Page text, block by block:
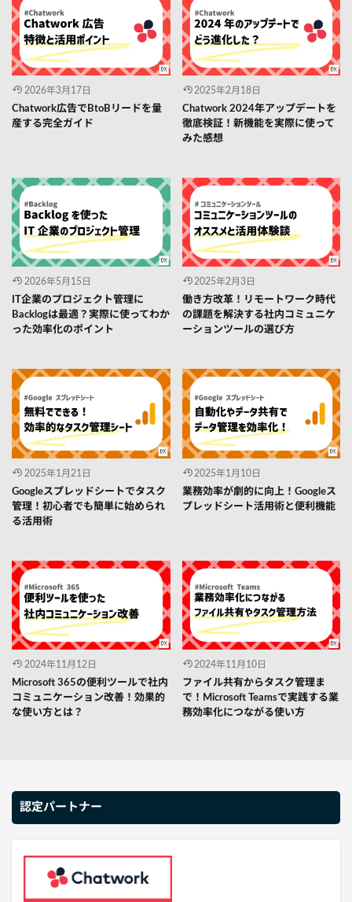
2026年3月17日
Chatwork広告でBtoBリードを量
産する完全ガイド
2025年2月18日
Chatwork 2024年アップデートを
徹底検証！新機能を実際に使って
みた感想
2026年5月15日
IT企業のプロジェクト管理に
Backlogは最適？実際に使ってわか
った効率化のポイント
2025年2月3日
働き方改革！リモートワーク時代
の課題を解決する社内コミュニケ
ーションツールの選び方
2025年1月21日
Googleスプレッドシートでタスク
管理！初心者でも簡単に始められ
る活用術
2025年1月10日
業務効率が劇的に向上！Googleス
プレッドシート活用術と便利機能
2024年11月12日
Microsoft 365の便利ツールで社内
コミュニケーション改善！効果的
な使い方とは？
2024年11月10日
ファイル共有からタスク管理ま
で！Microsoft Teamsで実践する業
務効率化につながる使い方
認定パートナー